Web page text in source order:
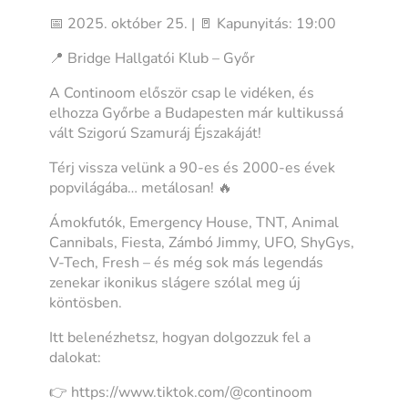
📅 2025. október 25. | 🚪 Kapunyitás: 19:00
📍 Bridge Hallgatói Klub – Győr
A Continoom először csap le vidéken, és
elhozza Győrbe a Budapesten már kultikussá
vált Szigorú Szamuráj Éjszakáját!
Térj vissza velünk a 90-es és 2000-es évek
popvilágába… metálosan! 🔥
Ámokfutók, Emergency House, TNT, Animal
Cannibals, Fiesta, Zámbó Jimmy, UFO, ShyGys,
V-Tech, Fresh – és még sok más legendás
zenekar ikonikus slágere szólal meg új
köntösben.
Itt belenézhetsz, hogyan dolgozzuk fel a
dalokat:
👉 https://www.tiktok.com/@continoom